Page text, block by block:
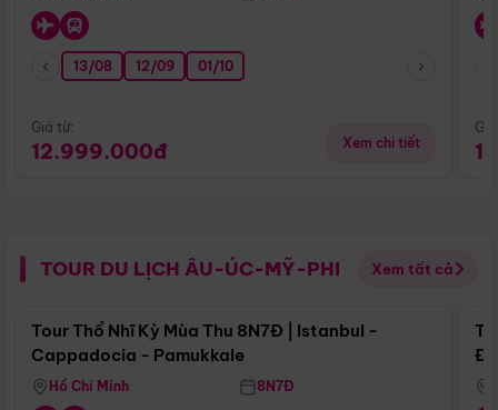
13/08 12/09 01/10
Giá từ:
12.999.000đ Xem chi tiết
TOUR DU LỊCH ÂU-ÚC-MỸ-PHI Xem tất cả
Điểm nổi bật
Tour Thổ Nhĩ Kỳ Mùa Thu 8N7Đ | Istanbul -
Cappadocia - Pamukkale
Hồ Chí Minh 8N7Đ